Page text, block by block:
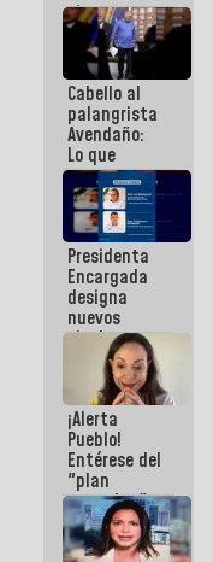
siempre que
estén en el
marco de la
Constitución
de la
República
Cabello al
palangrista
Avendaño:
Lo que
vayas a
escribir
hazlo hoy
por que no
sabemos si
la semana
que viene
hay
programa
Presidenta
Encargada
designa
nuevos
titulares en
Viceministerio
de Energía
Eléctrica y
CORPOELEC
¡Alerta
Pueblo!
Entérese del
"plan
enjambre"
de La Sayo
para